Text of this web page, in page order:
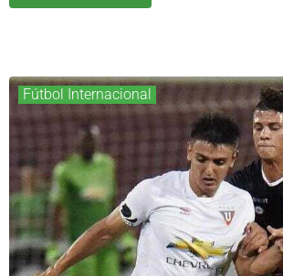
Fútbol Internacional